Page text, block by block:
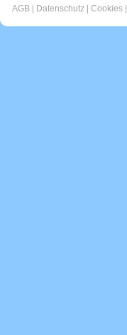
AGB Datenschutz Cookies